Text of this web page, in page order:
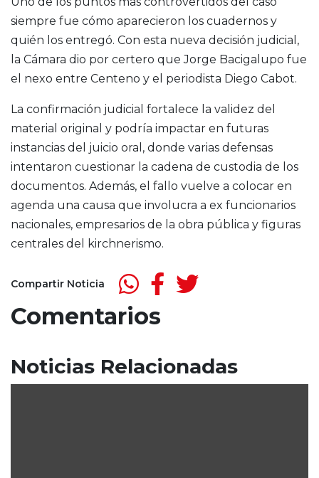
siempre fue cómo aparecieron los cuadernos y
quién los entregó. Con esta nueva decisión judicial,
la Cámara dio por certero que Jorge Bacigalupo fue
el nexo entre Centeno y el periodista Diego Cabot.
La confirmación judicial fortalece la validez del
material original y podría impactar en futuras
instancias del juicio oral, donde varias defensas
intentaron cuestionar la cadena de custodia de los
documentos. Además, el fallo vuelve a colocar en
agenda una causa que involucra a ex funcionarios
nacionales, empresarios de la obra pública y figuras
centrales del kirchnerismo.
Compartir Noticia
Comentarios
Noticias Relacionadas